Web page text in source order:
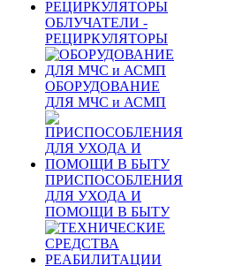
ОБЛУЧАТЕЛИ -
РЕЦИРКУЛЯТОРЫ
ОБОРУДОВАНИЕ
ДЛЯ МЧС и АСМП
ПРИСПОСОБЛЕНИЯ
ДЛЯ УХОДА И
ПОМОЩИ В БЫТУ